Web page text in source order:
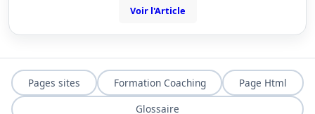
Voir l'Article
Pages sites Formation Coaching
Page Html
Glossaire